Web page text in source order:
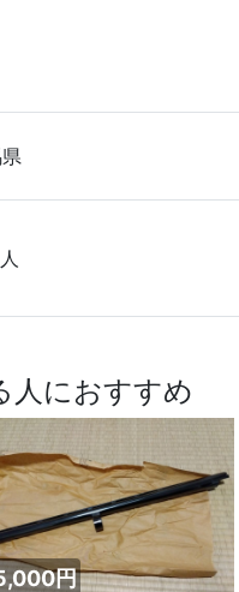
人におすすめ
円